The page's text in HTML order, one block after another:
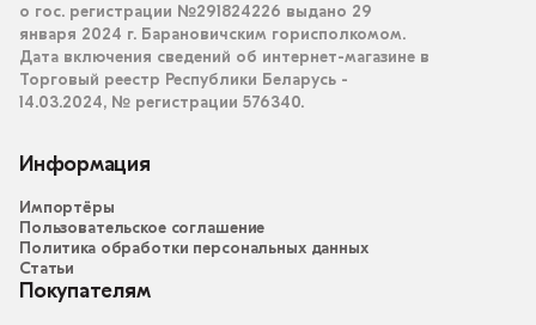
о гос. регистрации №291824226 выдано 29
января 2024 г. Барановичским горисполкомом.
Дата включения сведений об интернет-магазине в
Торговый реестр Республики Беларусь -
14.03.2024, № регистрации 576340.
Информация
Импортёры
Пользовательское соглашение
Политика обработки персональных данных
Статьи
Покупателям